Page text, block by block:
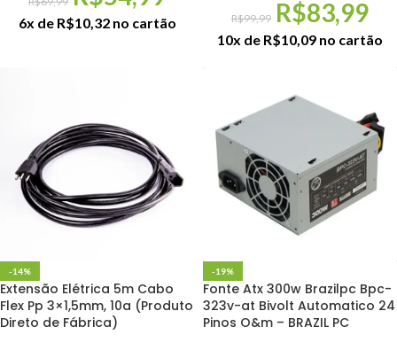
6x de R$10,32 no cartão R$99,99 R$83,99
10x de R$10,09 no cartão
-14%
Extensão Elétrica 5m Cabo
Flex Pp 3×1,5mm, 10a (Produto
Direto de Fábrica)
-19%
Fonte Atx 300w Brazilpc Bpc-
323v-at Bivolt Automatico 24
Pinos O&m – BRAZIL PC